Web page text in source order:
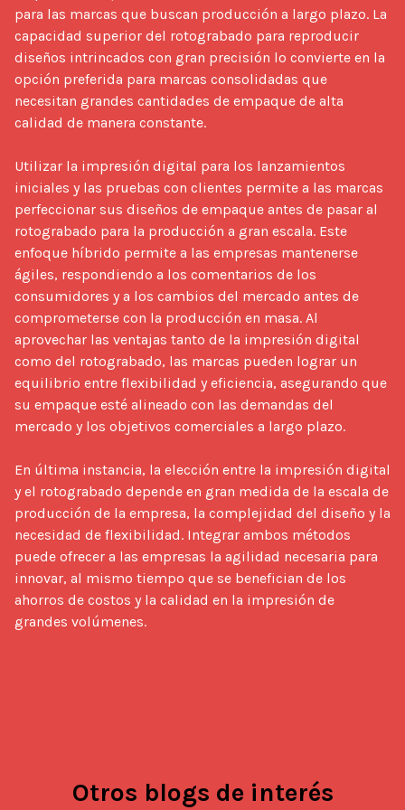
para las marcas que buscan producción a largo plazo. La
capacidad superior del rotograbado para reproducir
diseños intrincados con gran precisión lo convierte en la
opción preferida para marcas consolidadas que
necesitan grandes cantidades de empaque de alta
calidad de manera constante.
Utilizar la impresión digital para los lanzamientos
iniciales y las pruebas con clientes permite a las marcas
perfeccionar sus diseños de empaque antes de pasar al
rotograbado para la producción a gran escala. Este
enfoque híbrido permite a las empresas mantenerse
ágiles, respondiendo a los comentarios de los
consumidores y a los cambios del mercado antes de
comprometerse con la producción en masa. Al
aprovechar las ventajas tanto de la impresión digital
como del rotograbado, las marcas pueden lograr un
equilibrio entre flexibilidad y eficiencia, asegurando que
su empaque esté alineado con las demandas del
mercado y los objetivos comerciales a largo plazo.
En última instancia, la elección entre la impresión digital
y el rotograbado depende en gran medida de la escala de
producción de la empresa, la complejidad del diseño y la
necesidad de flexibilidad. Integrar ambos métodos
puede ofrecer a las empresas la agilidad necesaria para
innovar, al mismo tiempo que se benefician de los
ahorros de costos y la calidad en la impresión de
grandes volúmenes.
Otros blogs de interés